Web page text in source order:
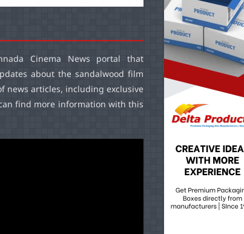
Cinema News portal that
about the sandalwood film
news articles, including exclusive
find more information with this